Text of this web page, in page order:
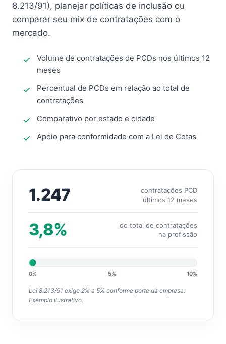
8.213/91), planejar políticas de inclusão ou
comparar seu mix de contratações com o
mercado.
Volume de contratações de PCDs nos últimos 12
meses
Percentual de PCDs em relação ao total de
contratações
Comparativo por estado e cidade
Apoio para conformidade com a Lei de Cotas
1.247
contratações PCD
últimos 12 meses
3,8%
do total de contratações
na profissão
0% 5% 10%
Lei 8.213/91 exige 2% a 5% conforme porte da empresa.
Exemplo ilustrativo.